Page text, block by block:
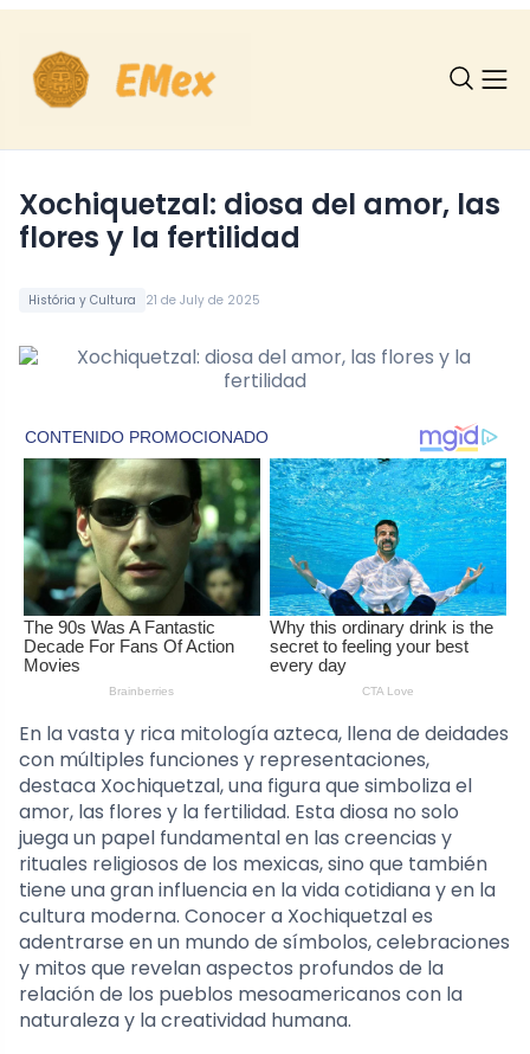
História y Cultura 21 de July de 2025
Xochiquetzal: diosa del amor, las
flores y la fertilidad
En la vasta y rica mitología azteca, llena de deidades
con múltiples funciones y representaciones,
destaca Xochiquetzal, una figura que simboliza el
amor, las flores y la fertilidad. Esta diosa no solo
juega un papel fundamental en las creencias y
rituales religiosos de los mexicas, sino que también
tiene una gran influencia en la vida cotidiana y en la
cultura moderna. Conocer a Xochiquetzal es
adentrarse en un mundo de símbolos, celebraciones
y mitos que revelan aspectos profundos de la
relación de los pueblos mesoamericanos con la
naturaleza y la creatividad humana.